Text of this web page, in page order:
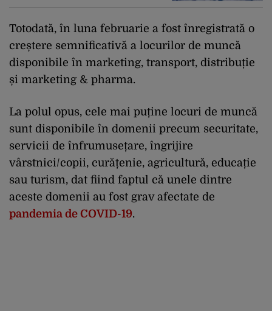
Totodată, în luna februarie a fost înregistrată o
creștere semnificativă a locurilor de muncă
disponibile în marketing, transport, distribuție
și marketing & pharma.
La polul opus, cele mai puține locuri de muncă
sunt disponibile în domenii precum securitate,
servicii de înfrumusețare, îngrijire
vârstnici/copii, curățenie, agricultură, educație
sau turism, dat fiind faptul că unele dintre
aceste domenii au fost grav afectate de
pandemia de COVID-19.